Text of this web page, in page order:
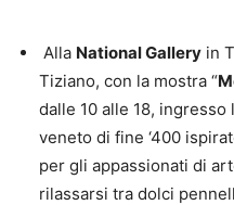
Alla National Gallery in
Tiziano, con la mostra “
dalle 10 alle 18, ingresso
veneto di fine ‘400
per gli appassionati di
rilassarsi tra dolci